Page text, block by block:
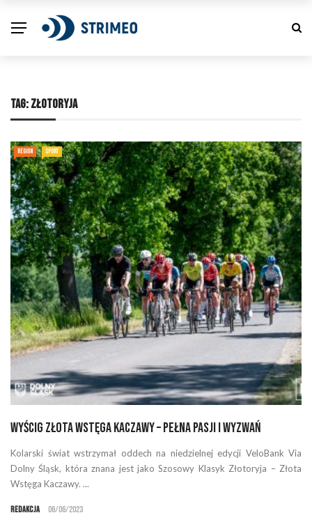
TAG:ZŁOTORYJA
REGION SPORT
Wyścig Złota Wstęga Kaczawy – Pełna pasji i wyzwań
Kolarski świat wstrzymał oddech na niedzielnej edycji VeloBank Via
Dolny Śląsk, która znana jest jako Szosowy Klasyk Złotoryja – Złota
Wstęga Kaczawy. ...
Redakcja 06/06/2023